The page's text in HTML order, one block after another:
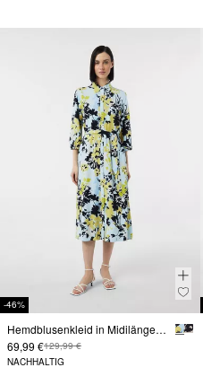
-46%
Hemdblusenkleid in Midilänge mit Bindegürtel
69,99 €129,99 €
NACHHALTIG